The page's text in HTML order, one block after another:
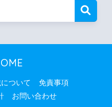
ついて
免責事項
お問い合わせ